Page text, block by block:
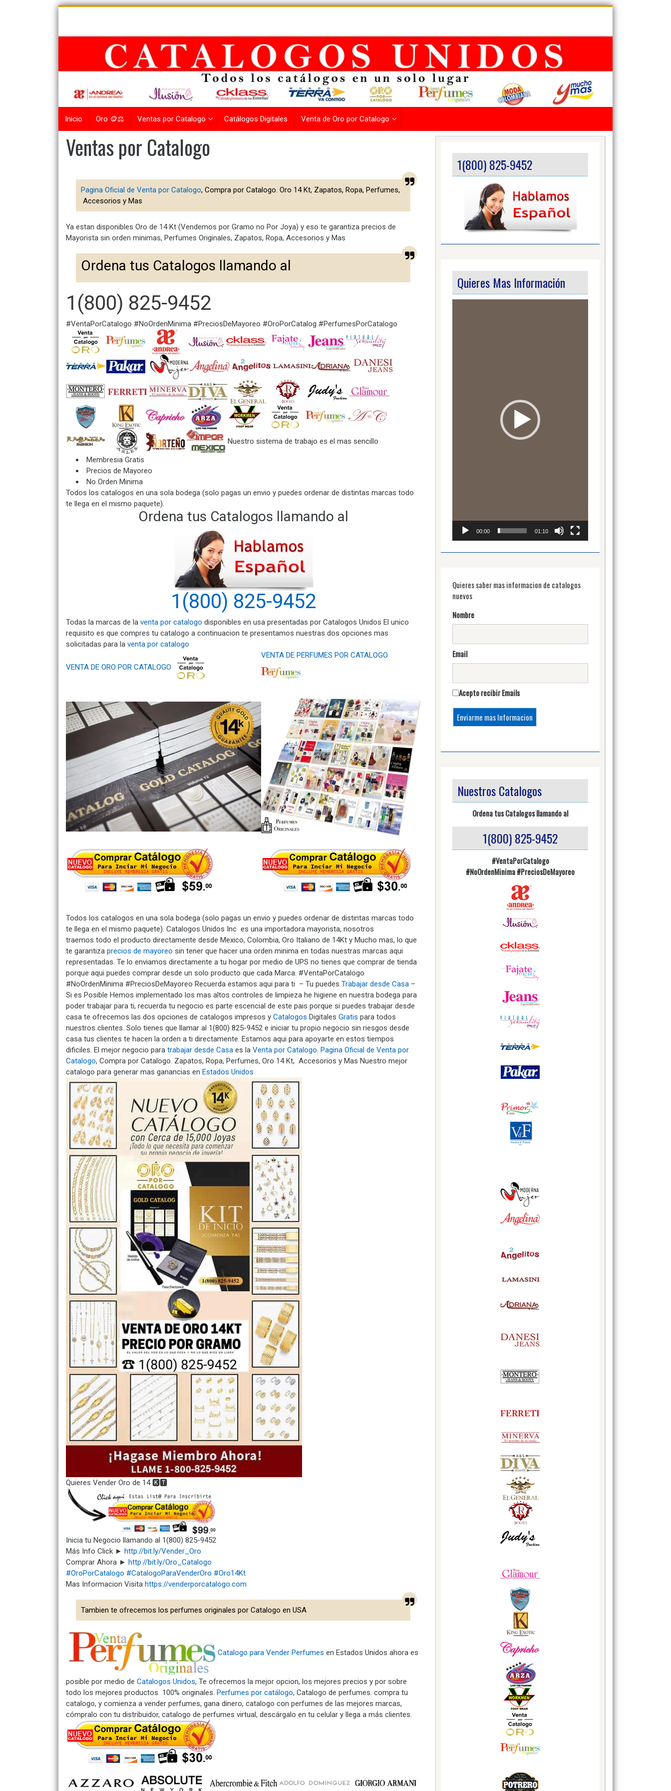
Skip
Inicio Oro 🪙⚖️ Ventas por Catalogo Catálogos Digitales Venta de Oro por Catalogo
Ventas por Catalogo
Pagina Oficial de Venta por Catalogo, Compra por Catalogo. Oro 14 Kt, Zapatos, Ropa, Perfumes,
Accesorios y Mas
Ya estan disponibles Oro de 14 Kt (Vendemos por Gramo no Por Joya) y eso te garantiza precios de
Mayorista sin orden minimas, Perfumes Originales, Zapatos, Ropa, Accesorios y Mas
Ordena tus Catalogos llamando al
1(800) 825-9452
#VentaPorCatalogo #NoOrdenMinima #PreciosDeMayoreo #OroPorCatalog #PerfumesPorCatalogo
Nuestro sistema de trabajo es el mas sencillo
Membresia Gratis
Precios de Mayoreo
No Orden Minima
Todos los catalogos en una sola bodega (solo pagas un envio y puedes ordenar de distintas marcas todo
te llega en el mismo paquete).
Ordena tus Catalogos llamando al
1(800) 825-9452
Todas la marcas de la venta por catalogo disponibles en usa presentadas por Catalogos Unidos El unico
requisito es que compres tu catalogo a continuacion te presentamos nuestras dos opciones mas
solicitadas para la venta por catalogo
VENTA DE ORO POR CATALOGO
VENTA DE PERFUMES POR CATALOGO
Todos los catalogos en una sola bodega (solo pagas un envio y puedes ordenar de distintas marcas todo
te llega en el mismo paquete). Catalogos Unidos Inc es una importadora mayorista, nosotros
traemos todo el producto directamente desde Mexico, Colombia, Oro Italiano de 14Kt y Mucho mas, lo que
te garantiza precios de mayoreo sin tener que hacer una orden minima en todas nuestras marcas aqui
representadas. Te lo enviamos directamente a tu hogar por medio de UPS no tienes que comprar de tienda
porque aqui puedes comprar desde un solo producto que cada Marca. #VentaPorCatalogo
#NoOrdenMinima #PreciosDeMayoreo Recuerda estamos aqui para ti – Tu puedes Trabajar desde Casa –
Si es Posible Hemos implementado los mas altos controles de limpieza he higiene en nuestra bodega para
poder trabajar para ti, recuerda tu negocio es parte escencial de este pais porque si puedes trabajar desde
casa te ofrecemos las dos opciones de catalogos impresos y Catalogos Digitales Gratis para todos
nuestros clientes. Solo tienes que llamar al 1(800) 825-9452 e iniciar tu propio negocio sin riesgos desde
casa tus clientes te hacen la orden a ti directamente. Estamos aqui para apoyarte en estos tiempos
dificiles. El mejor negocio para trabajar desde Casa es la Venta por Catalogo. Pagina Oficial de Venta por
Catalogo, Compra por Catalogo. Zapatos, Ropa, Perfumes, Oro 14 Kt, Accesorios y Mas Nuestro mejor
catalogo para generar mas ganancias en Estados Unidos
Quieres Vender Oro de 14 🅺🆃
Inicia tu Negocio llamando al 1(800) 825-9452
Más Info Click ► http://bit.ly/Vender_Oro
Comprar Ahora ► http://bit.ly/Oro_Catalogo
#OroPorCatalogo #CatalogoParaVenderOro #Oro14Kt
Mas Informacion Visita https://venderporcatalogo.com
Tambien te ofrecemos los perfumes originales por Catalogo en USA
Catalogo para Vender Perfumes en Estados Unidos ahora es
posible por medio de Catalogos Unidos, Te ofrecemos la mejor opcion, los mejores precios y por sobre
todo los mejores productos 100% originales. Perfumes por catálogo, Catalogo de perfumes. compra tu
catalogo, y comienza a vender perfumes, gana dinero, catalogo con perfumes de las mejores marcas,
cómpralo con tu distribuidor, catalogo de perfumes virtual, descárgalo en tu celular y llega a más clientes.
1(800) 825-9452
Quieres Mas Información
00:00 01:10
Quieres saber mas informacion de catalogos
nuevos
Nombre
Email
Acepto recibir Emails
Nuestros Catalogos
Ordena tus Catalogos llamando al
1(800) 825-9452
#VentaPorCatalogo
#NoOrdenMinima#PreciosDeMayoreo